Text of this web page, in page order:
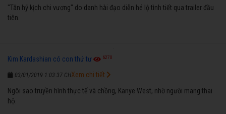
"Tân hỷ kịch chi vương" do danh hài đạo diễn hé lộ tình tiết qua trailer đầu
tiên.
Kim Kardashian có con thứ tư 6270
03/01/2019 1:03:37 CH
Ngôi sao truyền hình thực tế và chồng, Kanye West, nhờ người mang thai
hộ.
Xem chi tiết